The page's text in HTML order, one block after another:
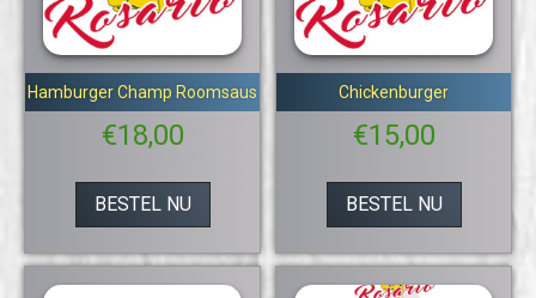
Hamburger Champ Roomsaus
€18,00
BESTEL NU
Chickenburger
€15,00
BESTEL NU